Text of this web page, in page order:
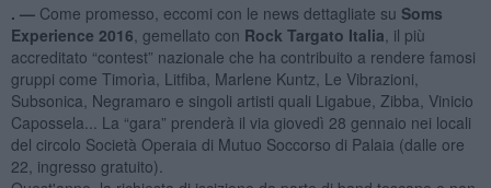
. — Come promesso, eccomi con le news dettagliate su Soms
Experience 2016 , gemellato con Rock Targato Italia , il più
accreditato “contest” nazionale che ha contribuito a rendere famosi
gruppi come Timorìa, Litfiba, Marlene Kuntz, Le Vibrazioni,
Subsonica, Negramaro e singoli artisti quali Ligabue, Zibba, Vinicio
Capossela... La “gara” prenderà il via giovedì 28 gennaio nei locali
del circolo Società Operaia di Mutuo Soccorso di Palaia (dalle ore
22, ingresso gratuito).